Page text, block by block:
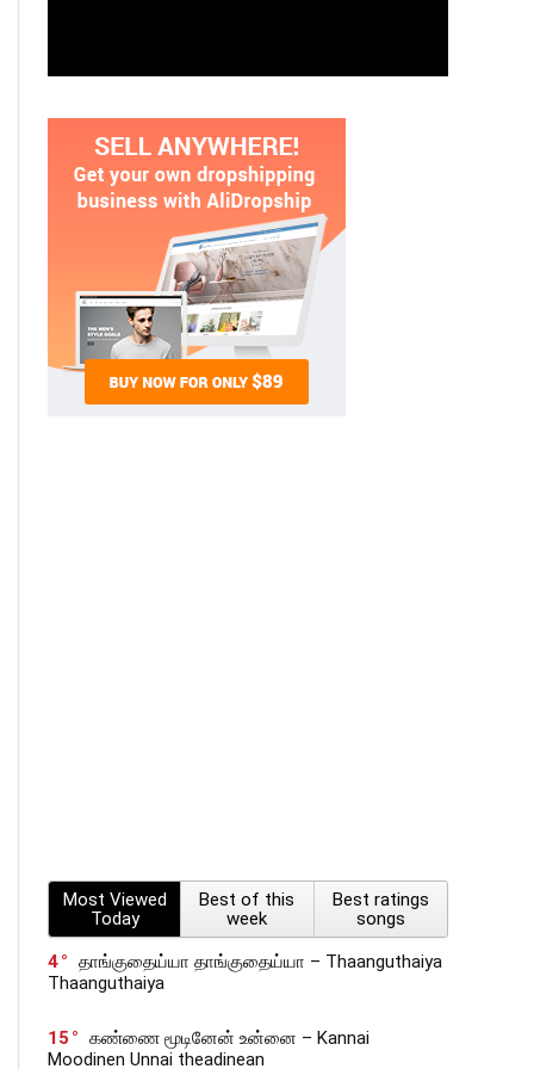
Most Viewed
Today
Best of this
week
Best ratings
songs
4
தாங்குதைய்யா தாங்குதைய்யா – Thaanguthaiya
Thaanguthaiya
15
கண்ணை மூடினேன் உன்னை – Kannai
Moodinen Unnai theadinean